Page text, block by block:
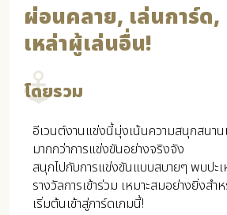
ผ่อนคลาย, เล่นการ์ด
เหล่าผู้เล่นอื่น!
โดยรวม
อีเวนต์งานแข่งนี้มุ่งเน้นความสนุกสนา
มากกว่าการแข่งขันอย่างจริงจัง
สนุกไปกับการแข่งขันแบบสบายๆ พบปะ
รางวัลการเข้าร่วม เหมาะสมอย่างยิ่งส
เริ่มต้นเข้าสู่การ์ดเกมนี้!